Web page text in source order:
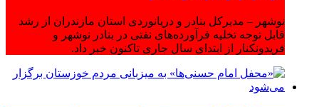
نوشهر – مدیرکل بنادر و دریانوردی استان مازندران از رشد
قابل توجه تخلیه فرآورده‌های نفتی در بنادر نوشهر و
فریدونکنار از ابتدای سال جاری تاکنون خبر داد.